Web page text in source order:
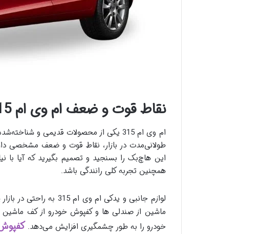
نقاط قوت و ضعف ام وی ام 315
ام وی ام 315 یکی از محصولات قدیمی و
طولانی‌مدت در بازار، نقاط قوت و ضعف مشخصی
این هاچ‌بک را بسنجید و تصمیم بگیرید که آیا با
همچنین تجربه کلی رانندگی باشد.
لوازم جانبی و یدکی ام وی ام 315 به راحتی در بازار پیدا می‌شود. لوازم جانبی شامل
ماشین از صندلی ها و کفپوش خودرو از کف
خودرو را به طور چشمگیری افزایش می‌دهد.